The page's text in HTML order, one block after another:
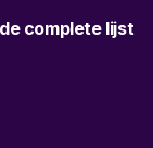
complete lijst